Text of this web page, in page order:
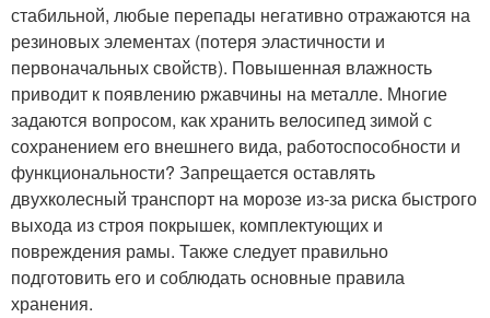
стабильной, любые перепады негативно отражаются на
резиновых элементах (потеря эластичности и
первоначальных свойств). Повышенная влажность
приводит к появлению ржавчины на металле. Многие
задаются вопросом, как хранить велосипед зимой с
сохранением его внешнего вида, работоспособности и
функциональности? Запрещается оставлять
двухколесный транспорт на морозе из-за риска быстрого
выхода из строя покрышек, комплектующих и
повреждения рамы. Также следует правильно
подготовить его и соблюдать основные правила
хранения.